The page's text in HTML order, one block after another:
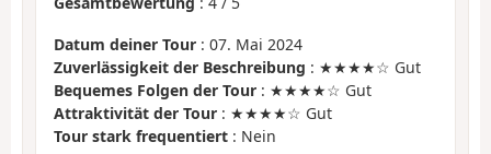
Datum deiner Tour : 07. Mai 2024
Zuverlässigkeit der Beschreibung : ★★★★☆ Gut
Bequemes Folgen der Tour : ★★★★☆ Gut
Attraktivität der Tour : ★★★★☆ Gut
Tour stark frequentiert : Nein